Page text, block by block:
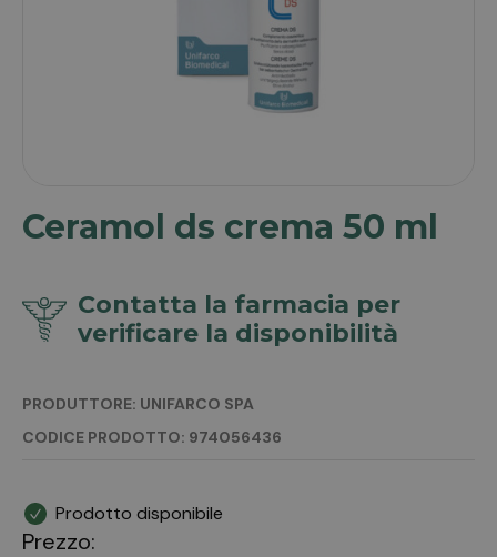
Ceramol ds crema 50 ml
Contatta la farmacia per
verificare la disponibilità
PRODUTTORE: UNIFARCO SPA
CODICE PRODOTTO: 974056436
Prezzo:
Prodotto disponibile